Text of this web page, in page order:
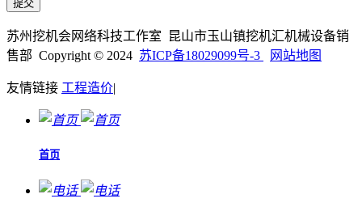
苏州挖机会网络科技工作室 昆山市玉山镇挖机汇机械设备销
售部 Copyright © 2024 苏ICP备18029099号-3 网站地图
友情链接 工程造价|
首页